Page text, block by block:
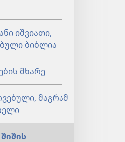
იშვიათი,
ბიბლია
მხარე
მაგრამ